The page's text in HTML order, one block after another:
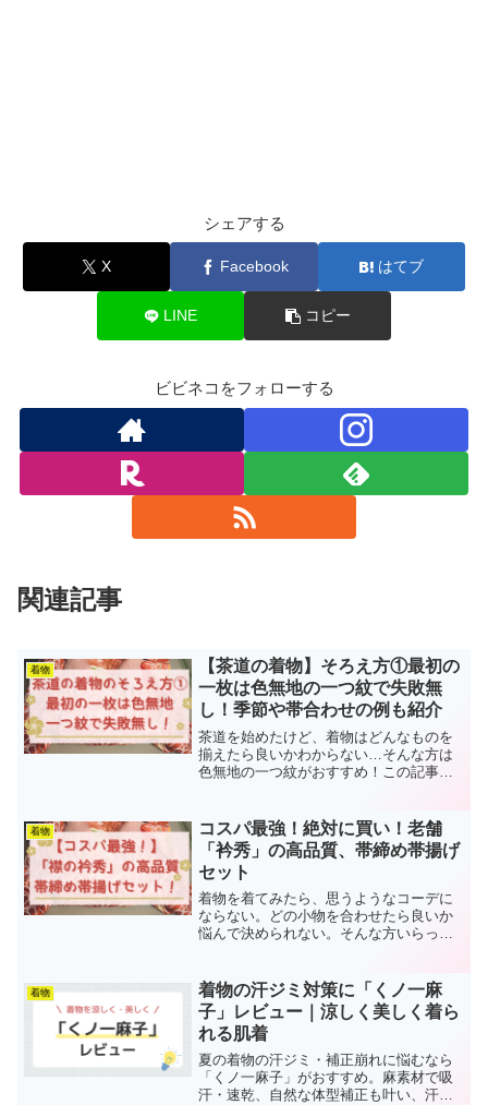
シェアする
X Facebook はてブ
LINE コピー
ビビネコをフォローする
関連記事
着物
【茶道の着物】そろえ方①最初の
一枚は色無地の一つ紋で失敗無
し！季節や帯合わせの例も紹介
茶道を始めたけど、着物はどんなものを
揃えたら良いかわからない…そんな方は
色無地の一つ紋がおすすめ！この記事で
安なく着物でお茶会に行けるようになり
ますよ！
着物
コスパ最強！絶対に買い！老舗
「衿秀」の高品質、帯締め帯揚げ
セット
着物を着てみたら、思うようなコーデに
ならない。どの小物を合わせたら良いか
悩んで決められない。そんな方いらっし
袋 帯揚げ帯締めセット」おすすめの理
由と選び方を解説します！
着物
着物の汗ジミ対策に「くノ一麻
子」レビュー｜涼しく美しく着ら
れる肌着
夏の着物の汗ジミ・補正崩れに悩むなら
「くノ一麻子」がおすすめ。麻素材で吸
汗・速乾、自然な体型補正も叶い、汗を